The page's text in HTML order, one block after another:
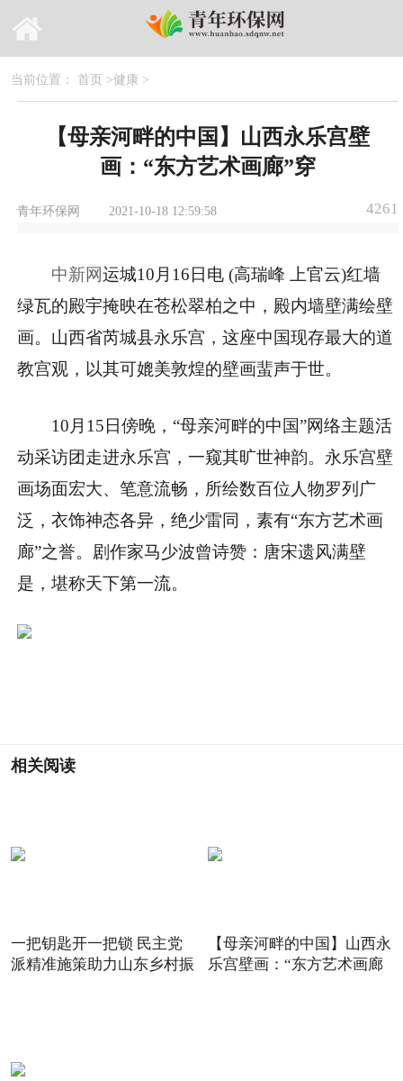
当前位置： 首页 >健康 >
【母亲河畔的中国】山西永乐宫壁
画：“东方艺术画廊”穿
青年环保网 2021-10-18 12:59:58 4261
中新网运城10月16日电 (高瑞峰 上官云)红墙
绿瓦的殿宇掩映在苍松翠柏之中，殿内墙壁满绘壁
画。山西省芮城县永乐宫，这座中国现存最大的道
教宫观，以其可媲美敦煌的壁画蜚声于世。
10月15日傍晚，“母亲河畔的中国”网络主题活
动采访团走进永乐宫，一窥其旷世神韵。永乐宫壁
画场面宏大、笔意流畅，所绘数百位人物罗列广
泛，衣饰神态各异，绝少雷同，素有“东方艺术画
廊”之誉。剧作家马少波曾诗赞：唐宋遗风满壁
是，堪称天下第一流。
相关阅读
一把钥匙开一把锁 民主党
派精准施策助力山东乡村振
【母亲河畔的中国】山西永
乐宫壁画：“东方艺术画廊